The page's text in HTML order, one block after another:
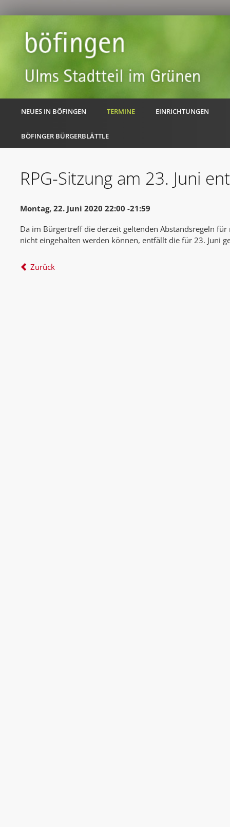
NEUES IN BÖFINGEN TERMINE EINRICHTUNGEN
BÖFINGER BÜRGERBLÄTTLE
RPG-Sitzung am 23. Juni
Montag, 22. Juni 2020 22:00 -21:59
Da im Bürgertreff die derzeit geltenden Abstandsregeln für
nicht eingehalten werden können, entfällt die für 23. Juni
Zurück